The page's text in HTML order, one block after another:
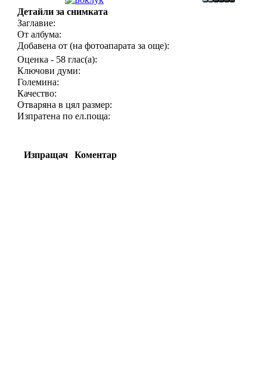
Детайли за снимката
Заглавие:
От албума:
Добавена от (на фотоапарата за още):
Оценка - 58 глас(а):
Ключови думи:
Големина:
Качество:
Отваряна в цял размер:
Изпратена по ел.поща:
Изпращач Коментар